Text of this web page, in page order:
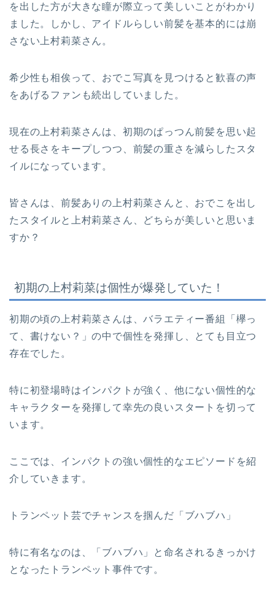
を出した方が大きな瞳が際立って美しいことがわかり
ました。しかし、アイドルらしい前髪を基本的には崩
さない上村莉菜さん。
希少性も相俟って、おでこ写真を見つけると歓喜の声
をあげるファンも続出していました。
現在の上村莉菜さんは、初期のぱっつん前髪を思い起
せる長さをキープしつつ、前髪の重さを減らしたスタ
イルになっています。
皆さんは、前髪ありの上村莉菜さんと、おでこを出し
たスタイルと上村莉菜さん、どちらが美しいと思いま
すか？
初期の上村莉菜は個性が爆発していた！
初期の頃の上村莉菜さんは、バラエティー番組「欅っ
て、書けない？」の中で個性を発揮し、とても目立つ
存在でした。
特に初登場時はインパクトが強く、他にない個性的な
キャラクターを発揮して幸先の良いスタートを切って
います。
ここでは、インパクトの強い個性的なエピソードを紹
介していきます。
トランペット芸でチャンスを掴んだ「ブハブハ」
特に有名なのは、「ブハブハ」と命名されるきっかけ
となったトランペット事件です。